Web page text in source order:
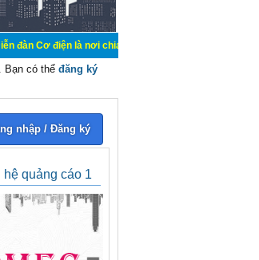
là nơi chia sẽ kiến thức kinh nghiệm trong lãnh
Bạn có thể đăng ký
nhập / Đăng ký
hệ quảng cáo 1